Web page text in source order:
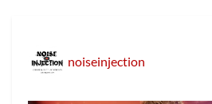
noiseinjection